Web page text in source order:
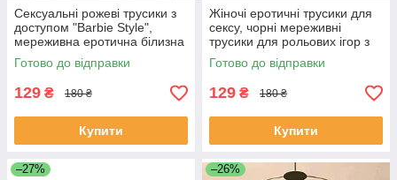
Сексуальні рожеві трусики з
доступом "Barbie Style",
мереживна еротична білизна
рожева, відкриті трусики-
стрінги S/M
Готово до відправки
129 ₴ 180 ₴
Купити
Жіночі еротичні трусики для
сексу, чорні мереживні
трусики для рольових ігор з
відкритою промежиною S
Готово до відправки
129 ₴ 180 ₴
Купити
–27% –26%